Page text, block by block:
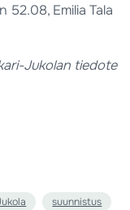
52.08, Emilia Tala
Jukolan tiedote
suunnistus